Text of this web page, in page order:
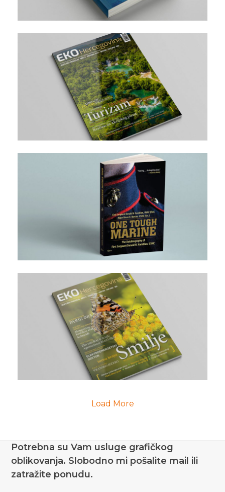
Load More
Potrebna su Vam usluge grafičkog
oblikovanja. Slobodno mi pošalite mail ili
zatražite ponudu.